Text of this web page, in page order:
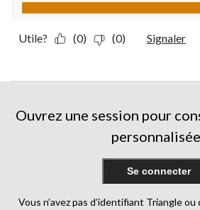
Utile? (0) (0) Signaler
Ouvrez une session pour
Se connecter
Vous n’avez pas d’identifiant Triangle